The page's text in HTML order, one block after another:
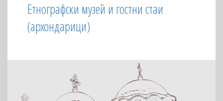
Етнографски музей и гостни стаи
(архондарици)